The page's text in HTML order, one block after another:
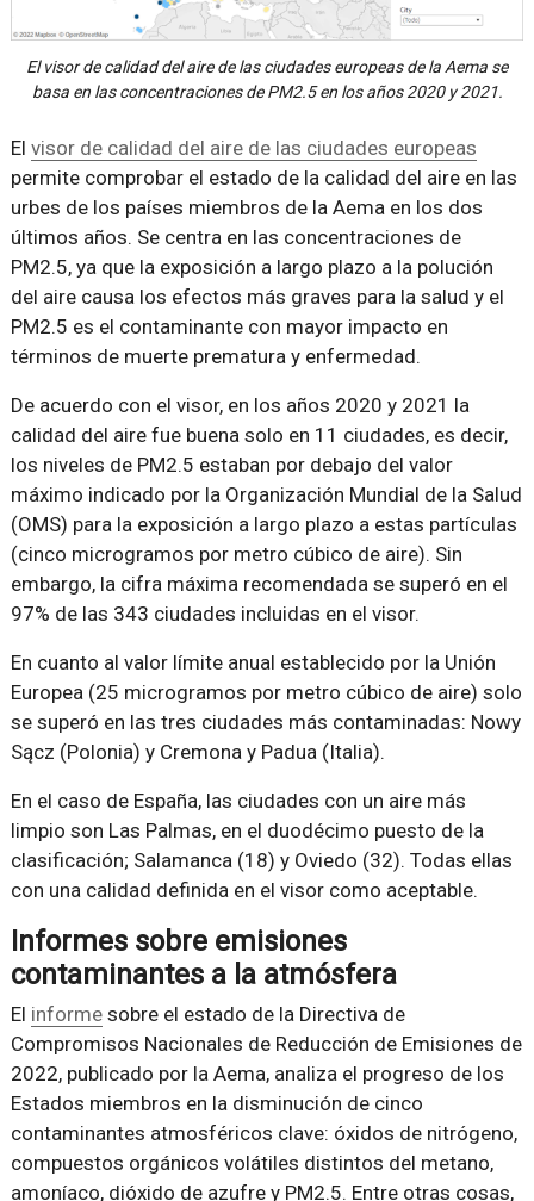
El visor de calidad del aire de las ciudades europeas de la Aema se
basa en las concentraciones de PM2.5 en los años 2020 y 2021.
El visor de calidad del aire de las ciudades europeas
permite comprobar el estado de la calidad del aire en las
urbes de los países miembros de la Aema en los dos
últimos años. Se centra en las concentraciones de
PM2.5, ya que la exposición a largo plazo a la polución
del aire causa los efectos más graves para la salud y el
PM2.5 es el contaminante con mayor impacto en
términos de muerte prematura y enfermedad.
De acuerdo con el visor, en los años 2020 y 2021 la
calidad del aire fue buena solo en 11 ciudades, es decir,
los niveles de PM2.5 estaban por debajo del valor
máximo indicado por la Organización Mundial de la Salud
(OMS) para la exposición a largo plazo a estas partículas
(cinco microgramos por metro cúbico de aire). Sin
embargo, la cifra máxima recomendada se superó en el
97% de las 343 ciudades incluidas en el visor.
En cuanto al valor límite anual establecido por la Unión
Europea (25 microgramos por metro cúbico de aire) solo
se superó en las tres ciudades más contaminadas: Nowy
Sącz (Polonia) y Cremona y Padua (Italia).
En el caso de España, las ciudades con un aire más
limpio son Las Palmas, en el duodécimo puesto de la
clasificación; Salamanca (18) y Oviedo (32). Todas ellas
con una calidad definida en el visor como aceptable.
Informes sobre emisiones
contaminantes a la atmósfera
El informesobre el estado de la Directiva de
Compromisos Nacionales de Reducción de Emisiones de
2022, publicado por la Aema, analiza el progreso de los
Estados miembros en la disminución de cinco
contaminantes atmosféricos clave: óxidos de nitrógeno,
compuestos orgánicos volátiles distintos del metano,
amoníaco, dióxido de azufre y PM2.5. Entre otras cosas,